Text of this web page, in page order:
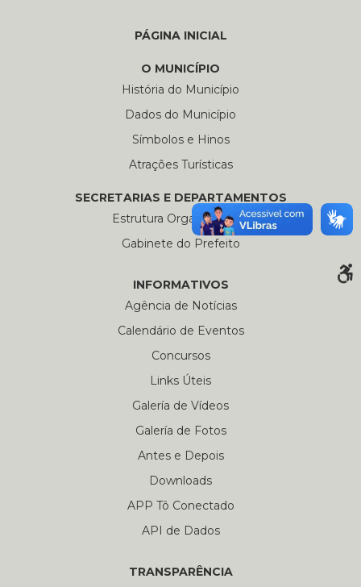
PÁGINA INICIAL
O MUNICÍPIO
História do Município
Dados do Município
Símbolos e Hinos
Atrações Turísticas
SECRETARIAS E DEPARTAMENTOS
Estrutura Organizacional
Gabinete do Prefeito
INFORMATIVOS
Agência de Notícias
Calendário de Eventos
Concursos
Links Úteis
Galería de Vídeos
Galería de Fotos
Antes e Depois
Downloads
APP Tô Conectado
API de Dados
TRANSPARÊNCIA